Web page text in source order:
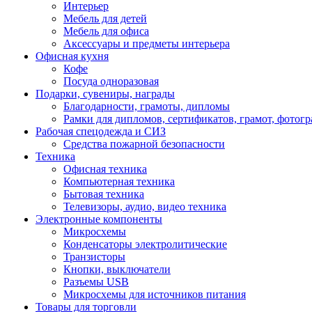
Интерьер
Мебель для детей
Мебель для офиса
Аксессуары и предметы интерьера
Офисная кухня
Кофе
Посуда одноразовая
Подарки, сувениры, награды
Благодарности, грамоты, дипломы
Рамки для дипломов, сертификатов, грамот,
Рабочая спецодежда и СИЗ
Средства пожарной безопасности
Техника
Офисная техника
Компьютерная техника
Бытовая техника
Телевизоры, аудио, видео техника
Электронные компоненты
Микросхемы
Конденсаторы электролитические
Транзисторы
Кнопки, выключатели
Разъемы USB
Микросхемы для источников питания
Товары для торговли